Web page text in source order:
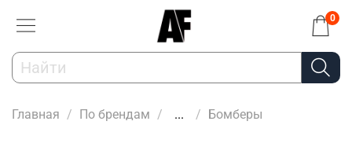
0
Главная По брендам ... Бомберы